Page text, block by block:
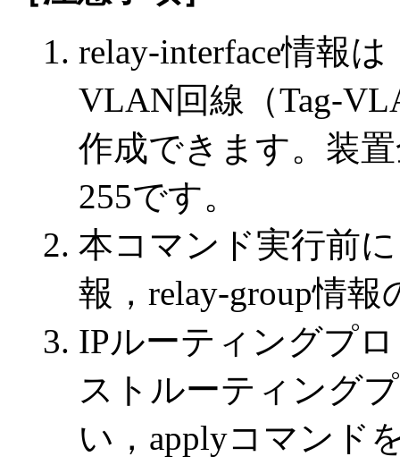
relay-interface情報
VLAN回線（Tag-
作成できます。装
255です。
本コマンド実行前
報，relay-group情
IPルーティングプ
ストルーティング
い，applyコマンド